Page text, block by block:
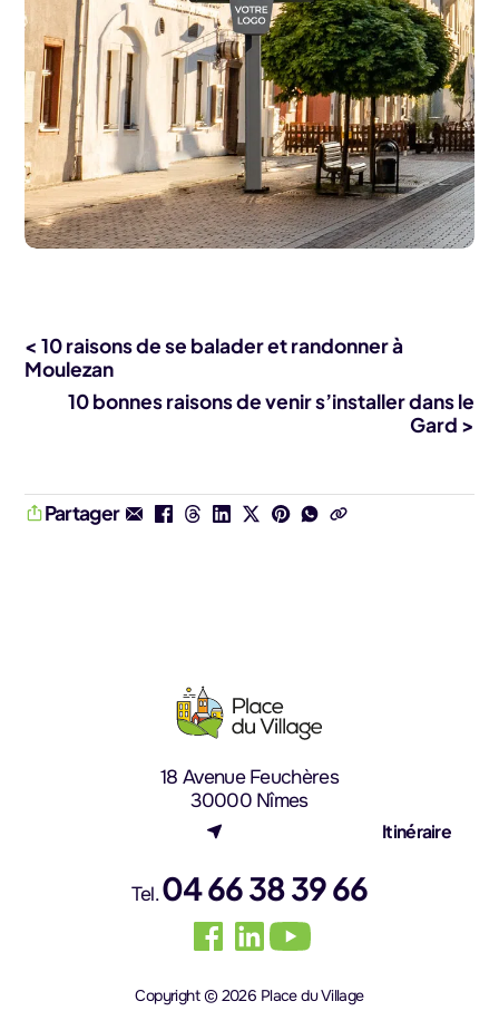
< 10 raisons de se balader et randonner à
Moulezan
10 bonnes raisons de venir s’installer dans le
Gard >
Partager
18 Avenue Feuchères
30000 Nîmes
Itinéraire
Tel.04 66 38 39 66
Copyright © 2026 Place du Village